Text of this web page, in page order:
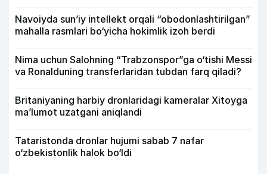
Navoiyda sun’iy intellekt orqali “obodonlashtirilgan”
mahalla rasmlari bo‘yicha hokimlik izoh berdi
Nima uchun Salohning “Trabzonspor”ga o‘tishi Messi
va Ronalduning transferlaridan tubdan farq qiladi?
Britaniyaning harbiy dronlaridagi kameralar Xitoyga
ma’lumot uzatgani aniqlandi
Tataristonda dronlar hujumi sabab 7 nafar
o‘zbekistonlik halok bo‘ldi